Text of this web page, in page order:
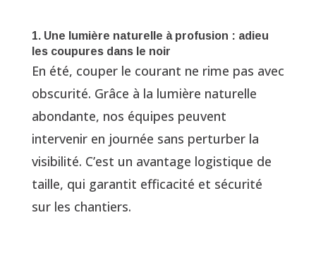
1. Une lumière naturelle à profusion : adieu
les coupures dans le noir
En été, couper le courant ne rime pas avec
obscurité. Grâce à la lumière naturelle
abondante, nos équipes peuvent
intervenir en journée sans perturber la
visibilité. C’est un avantage logistique de
taille, qui garantit efficacité et sécurité
sur les chantiers.